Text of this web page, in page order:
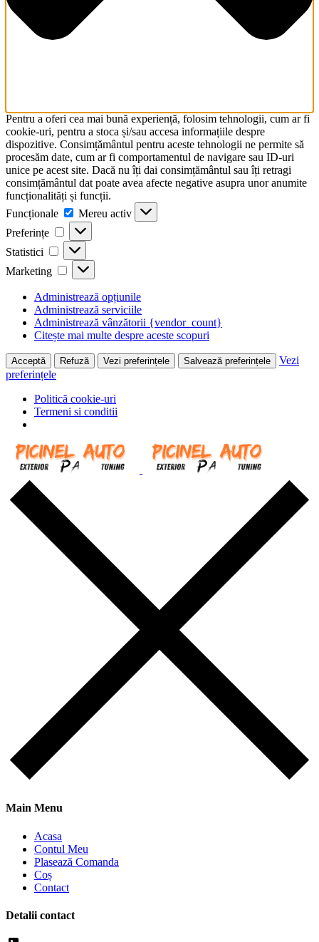
Pentru a oferi cea mai bună experiență, folosim tehnologii, cum ar fi
cookie-uri, pentru a stoca și/sau accesa informațiile despre
dispozitive. Consimțământul pentru aceste tehnologii ne permite să
procesăm date, cum ar fi comportamentul de navigare sau ID-uri
unice pe acest site. Dacă nu îți dai consimțământul sau îți retragi
consimțământul dat poate avea afecte negative asupra unor anumite
funcționalități și funcții.
Funcționale
Funcționale
Mereu activ
Preferințe
Preferințe
Statistici Statistici
Marketing Marketing
Administrează opțiunile
Administrează serviciile
Administrează vânzătorii {vendor_count}
Citește mai multe despre aceste scopuri
Acceptă Refuză Vezi preferințele Salvează preferințele
Vezi
preferințele
Politică cookie-uri
Termeni si conditii
Main Menu
Acasa
Contul Meu
Plasează Comanda
Coș
Contact
Detalii contact